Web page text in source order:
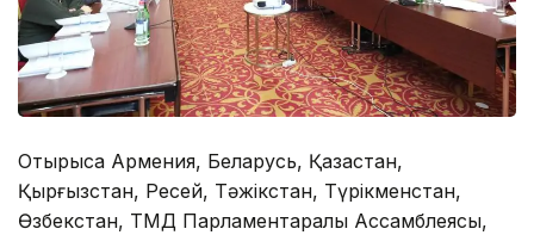
Отырысқа Армения, Беларусь, Қазақстан,
Қырғызстан, Ресей, Тәжікстан, Түрікменстан,
Өзбекстан, ТМД Парламентаралық Ассамблеясы,